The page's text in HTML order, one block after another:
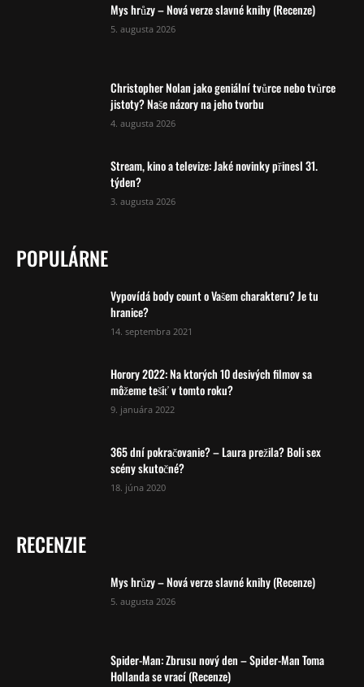
Mys hrůzy – Nová verze slavné knihy (Recenze)
5. augusta 2026
Christopher Nolan jako geniální tvůrce nebo tvůrce
jistoty? Naše názory na jeho tvorbu
4. augusta 2026
Stream, kino a televize: Jaké novinky přinesl 31.
týden?
3. augusta 2026
POPULÁRNE
Vypovídá body count o Vašem charakteru? Je tu
hranice?
14. septembra 2021
Horory 2022: Na ktorých 10 desivých filmov sa
môžeme tešiť v tomto roku?
9. januára 2022
365 dní pokračovanie? – Laura prežila? Boli sex
scény skutočné?
18. júna 2020
RECENZIE
Mys hrůzy – Nová verze slavné knihy (Recenze)
5. augusta 2026
Spider-Man: Zbrusu nový den – Spider-Man Toma
Hollanda se vrací (Recenze)